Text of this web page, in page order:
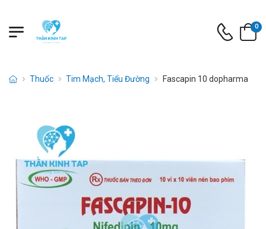
0
Thuốc Tim Mạch, Tiểu Đường Fascapin 10 dopharma